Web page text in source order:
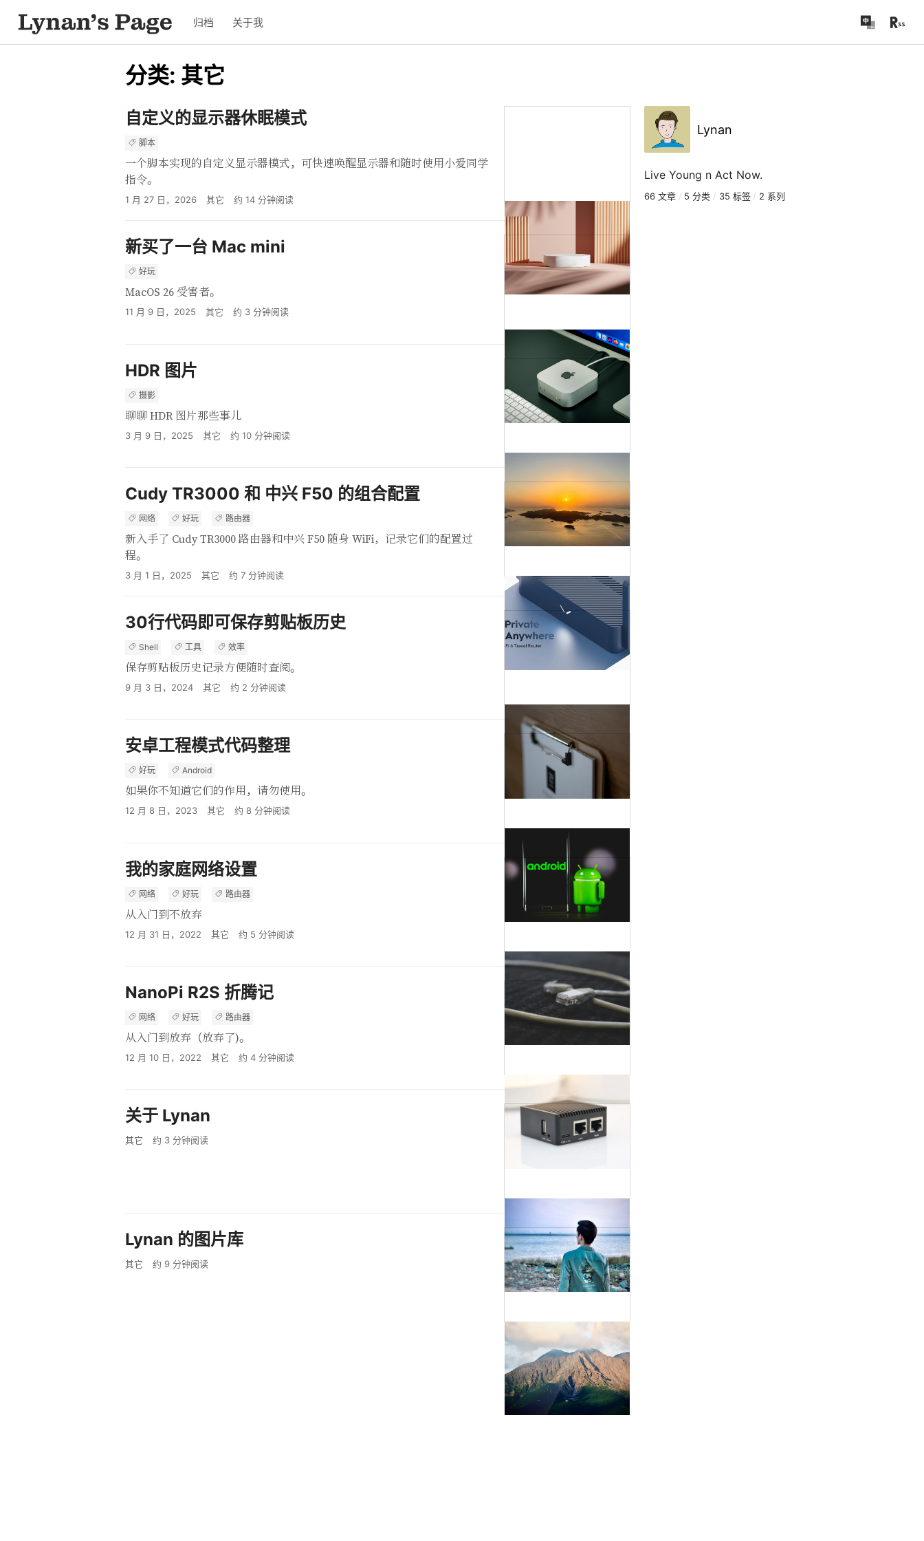
归档 关于我
分类: 其它
自定义的显示器休眠模式
脚本
一个脚本实现的自定义显示器模式，可快速唤醒显示器和随时使用小爱同学
指令。
1 月 27 日，2026 其它 约 14 分钟阅读
新买了一台 Mac mini
好玩
MacOS 26 受害者。
11 月 9 日，2025 其它 约 3 分钟阅读
HDR 图片
摄影
聊聊 HDR 图片那些事儿
3 月 9 日，2025 其它 约 10 分钟阅读
Cudy TR3000 和 中兴 F50 的组合配置
网络 好玩 路由器
新入手了 Cudy TR3000 路由器和中兴 F50 随身 WiFi，记录它们的配置过
程。
3 月 1 日，2025 其它 约 7 分钟阅读
30行代码即可保存剪贴板历史
Shell 工具 效率
保存剪贴板历史记录方便随时查阅。
9 月 3 日，2024 其它 约 2 分钟阅读
安卓工程模式代码整理
好玩 Android
如果你不知道它们的作用，请勿使用。
12 月 8 日，2023 其它 约 8 分钟阅读
我的家庭网络设置
网络 好玩 路由器
从入门到不放弃
12 月 31 日，2022 其它 约 5 分钟阅读
NanoPi R2S 折腾记
网络 好玩 路由器
从入门到放弃（放弃了)。
12 月 10 日，2022 其它 约 4 分钟阅读
关于 Lynan
其它 约 3 分钟阅读
Lynan 的图片库
其它 约 9 分钟阅读
Lynan
Live Young n Act Now.
66 文章 / 5 分类 / 35 标签 / 2 系列